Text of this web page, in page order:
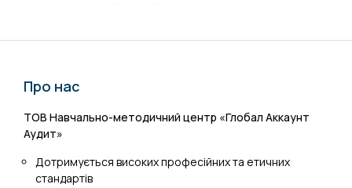
Про нас
ТОВ Навчально-методичний центр «Глобал Аккаунт
Аудит»
Дотримується високих професійних та етичних
стандартів